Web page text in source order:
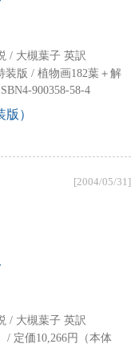
/ 大槻葉子 英訳
装版 / 植物画182葉＋解
900358-58-4
）
/ 大槻葉子 英訳
/ 定価10,266円（本体
[2004/05/31]